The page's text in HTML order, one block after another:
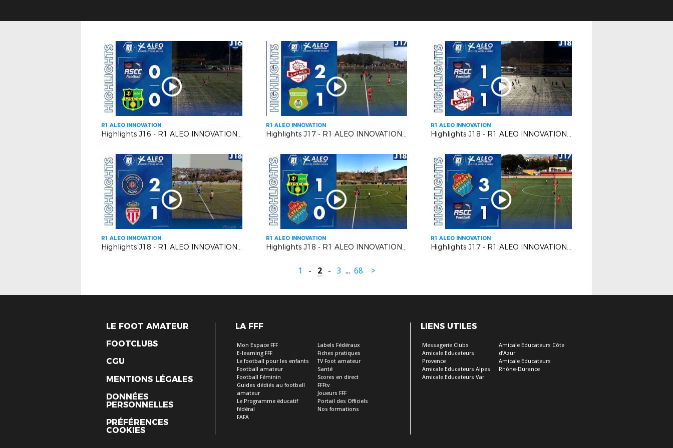
R1 ALEO INNOVATION
Highlights J16 - R1 ALEO INNOVATION | L' AS CAGNES-LE-CROS VS L'US CARQUEIRANNE CRAU
R1 ALEO INNOVATION
Highlights J17 - R1 ALEO INNOVATION | Luynes S. VS A.S. Gémenosienne
R1 ALEO INNOVATION
Highlights J18 - R1 ALEO INNOVATION | AS Cagnes le Cros VS Luynes S.
R1 ALEO INNOVATION
Highlights J18 - R1 ALEO INNOVATION | R.C. Pays de Grasse 2 VS A.S. Monaco F.C. 2
R1 ALEO INNOVATION
Highlights J18 - R1 ALEO INNOVATION | US Carqueiranne Crau VS EUGA Ardziv
R1 ALEO INNOVATION
Highlights J17 - R1 ALEO INNOVATION | EUGA Ardziv VS AS Cagnes le Cros
1 - 2 - 3 ... 68 >
LE FOOT AMATEUR
FOOTCLUBS
CGU
MENTIONS LÉGALES
DONNÉES
PERSONNELLES
PRÉFÉRENCES
COOKIES
LA FFF
Mon Espace FFF
E-learning FFF
Le football pour les enfants
Football amateur
Football Féminin
Guides dédiés au football
amateur
Le Programme éducatif
fédéral
FAFA
Labels Fédéraux
Fiches pratiques
TV Foot amateur
Santé
Scores en direct
FFFtv
Joueurs FFF
Portail des Officiels
Nos formations
LIENS UTILES
Messagerie Clubs
Amicale Educateurs
Provence
Amicale Educateurs Alpes
Amicale Educateurs Var
Amicale Educateurs Côte
d’Azur
Amicale Educateurs
Rhône-Durance